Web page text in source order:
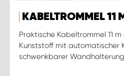
KABELTROMMEL 11 M
Praktische Kabeltrommel 11
Kunststoff mit automatischer
schwenkbarer